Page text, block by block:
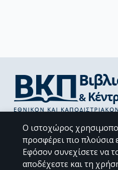
Βιβλιοθήκες
Υπολογιστικό
Ο ιστοχώρος
προσφέρει πιο πλούσια
Εφόσον συνεχίσετε να
αποδέχεστε και τη